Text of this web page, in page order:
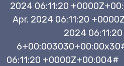
2024 06:11:20
Apr. 2024 06:11:20
2024
06:11:20 +0000Z+00:004#